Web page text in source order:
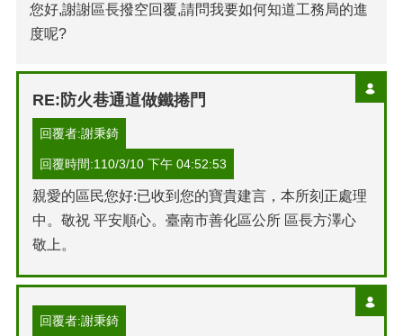
您好,謝謝區長撥空回覆,請問我要如何知道工務局的進
度呢?
RE:防火巷通道做鐵捲門
回覆者:謝秉錡
回覆時間:110/3/10 下午 04:52:53
親愛的區民您好:已收到您的寶貴建言，本所刻正處理
中。敬祝 平安順心。臺南市善化區公所 區長方澤心
敬上。
回覆者:謝秉錡